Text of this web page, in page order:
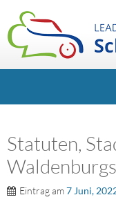
Statuten,
Waldenburgs
Eintrag am7 Juni,